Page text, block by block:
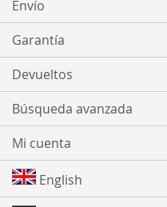
Envío
Garantía
Devueltos
Búsqueda avanzada
Mi cuenta
English